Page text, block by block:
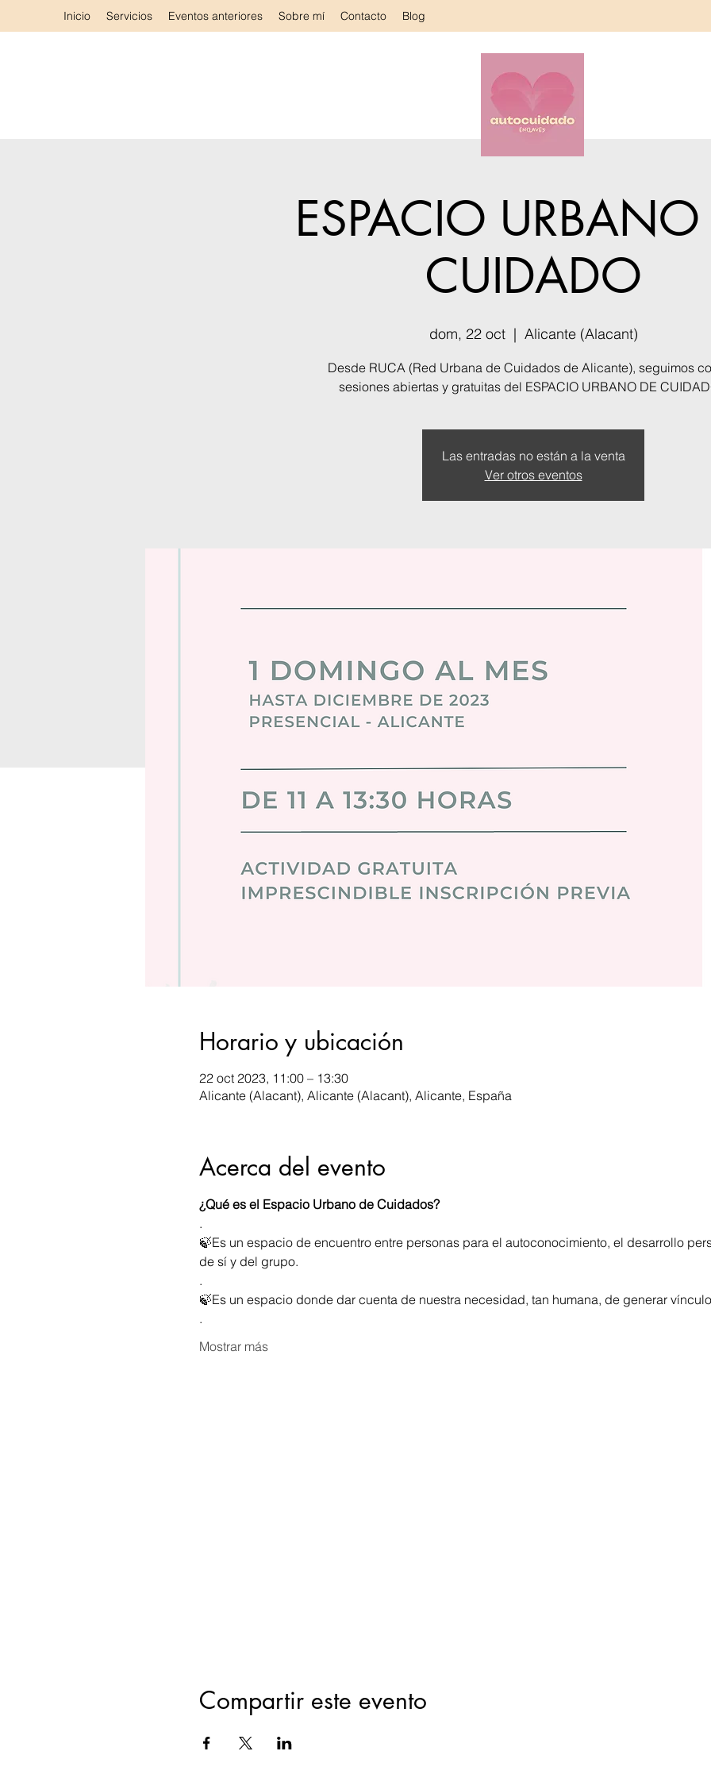
Inicio Servicios Eventos anteriores Sobre mí Contacto Blog
ESPACIO URBANO
CUIDADO
dom, 22 oct
  |
Alicante (Alacant)
Desde RUCA (Red Urbana de Cuidados de Alicante), seguimos
sesiones abiertas y gratuitas del ESPACIO URBANO DE
Las entradas no están a la venta
Ver otros eventos
Horario y ubicación
22 oct 2023, 11:00 – 13:30
Alicante (Alacant), Alicante (Alacant), Alicante, España
Acerca del evento
¿Qué es el Espacio Urbano de Cuidados?
.
🍃Es un espacio de encuentro entre personas para el autoconocimiento, el desarrollo
de sí y del grupo.
.
🍃Es un espacio donde dar cuenta de nuestra necesidad, tan humana, de generar
.
Mostrar más
Compartir este evento